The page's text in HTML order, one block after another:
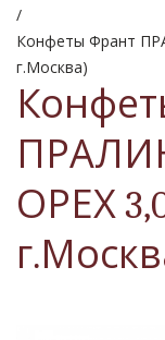
/
Конфеты Франт
г.Москва)
ОРЕХ